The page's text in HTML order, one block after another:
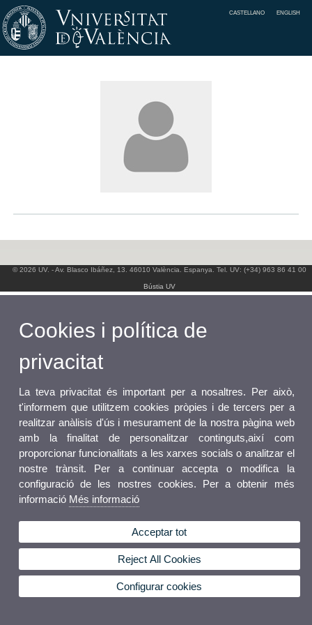
CASTELLANO ENGLISH
© 2026 UV. - Av. Blasco Ibáñez, 13. 46010 València. Espanya. Tel. UV: (+34) 963 86 41 00
Bústia UV
Cookies i política de
privacitat
La teva privacitat és important per a nosaltres. Per això,
t'informem que utilitzem cookies pròpies i de tercers per a
realitzar anàlisis d'ús i mesurament de la nostra pàgina web
amb la finalitat de personalitzar continguts,així com
proporcionar funcionalitats a les xarxes socials o analitzar el
nostre trànsit. Per a continuar accepta o modifica la
configuració de les nostres cookies. Per a obtenir més
informació Més informació
Acceptar tot
Reject All Cookies
Configurar cookies